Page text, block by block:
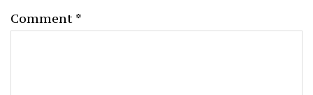
Comment *